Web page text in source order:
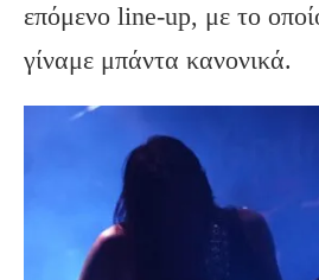
επόμενο line-up, με το
γίναμε μπάντα κανονικά.